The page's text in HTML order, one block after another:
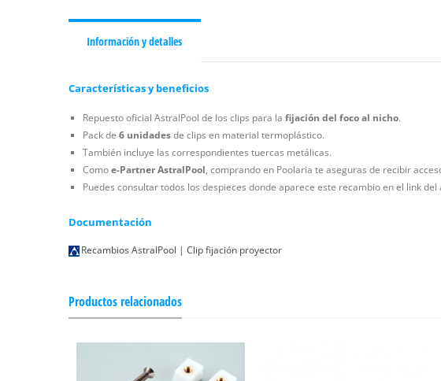
Información y detalles
Características y beneficios
Repuesto oficial AstralPool de los clips para la fijación del foco al nicho.
Pack de 6 unidadesde clips en material termoplástico.
También incluye las correspondientes tuercas metálicas.
Comoe-Partner AstralPool, comprando en Poolaria te aseguras de recibir
Puedes consultar todos los despieces donde aparece este recambio en el link
Documentación
Recambios AstralPool | Clip fijación proyector
Productos relacionados